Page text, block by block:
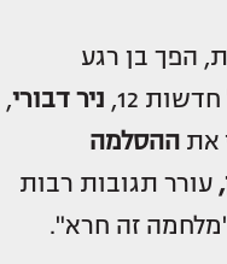
הפך בן רגע
12,
ניר דבורי,
את ההסלמה
עורר תגובות רבות
זה חרא".